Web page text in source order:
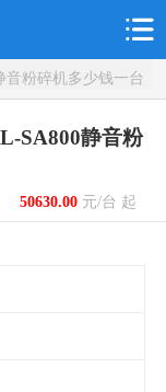
粉碎机多少钱一台
SA800静音粉
50630.00元/台 起